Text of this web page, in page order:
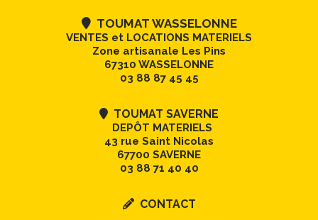
TOUMAT WASSELONNE
VENTES et LOCATIONS MATERIELS
Zone artisanale Les Pins
67310 WASSELONNE
03 88 87 45 45
 TOUMAT SAVERNE
DEPÔT MATERIELS
43 rue Saint Nicolas
67700 SAVERNE
03 88 71 40 40
CONTACT